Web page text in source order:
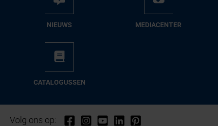
NIEUWS ME­DIA­CEN­TER
CA­TA­LO­GUS­SEN
Volg ons op: